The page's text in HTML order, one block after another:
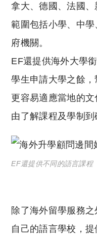
拿大、德國、法國
範圍包括小學、中
府機關。
EF還提供海外大學
學生申請大學之餘，
更容易適應當地的文
由了解課程及學制到
EF還提供不同的語言課程
除了海外留學服務
自己的語言學校，